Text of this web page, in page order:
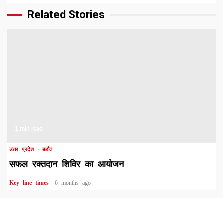
Related Stories
उत्तर प्रदेश बडौत
सफल रक्तदान शिविर का आयोजन
Key line times 6 months ago